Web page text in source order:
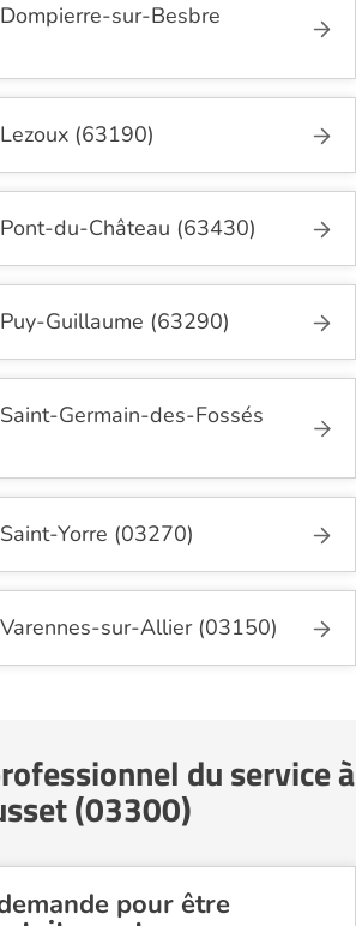
sur-Besbre
(63190)
du-Château (63430)
Guillaume (63290)
Germain-des-Fossés
Yorre (03270)
sur-Allier (03150)
du service à
(03300)
pour être